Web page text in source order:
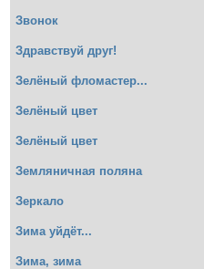
Звонок
Здравствуй друг!
Зелёный фломастер...
Зелёный цвет
Зелёный цвет
Земляничная поляна
Зеркало
Зима уйдёт...
Зима, зима